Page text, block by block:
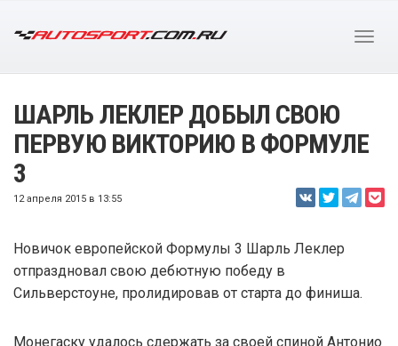
ШАРЛЬ ЛЕКЛЕР ДОБЫЛ СВОЮ
ПЕРВУЮ ВИКТОРИЮ В ФОРМУЛЕ
3
12 апреля 2015 в 13:55
Новичок европейской Формулы 3 Шарль Леклер
отпраздновал свою дебютную победу в
Сильверстоуне, пролидировав от старта до финиша.
Монегаску удалось сдержать за своей спиной Антонио